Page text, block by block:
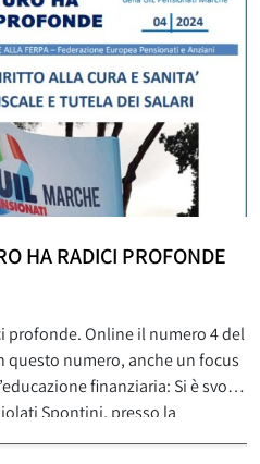
HA RADICI PROFONDE
profonde. Online il numero 4 del
questo numero, anche un focus
finanziaria: Si è svolto
Spontini, presso la
degli iscritti all’Università